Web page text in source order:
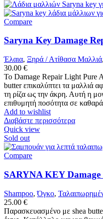
Compare
Saryna Key Damage
Έλαια, Ξηρά / Ατίθασα Μαλλιά,
30.00 €
Το Damage Repair Light Pure
butter επικαλύπτει τα μαλλιά
τη ρίζα ως την άκρη. Αυτή η
επιθυμητή ποσότητα σε
Add to wishlist
Διαβάστε περισσότερα
Quick view
Sold out
Compare
SARYNA KEY
Shampoo,Όγκο,
25.00 €
Παρασκευασμένο με shea